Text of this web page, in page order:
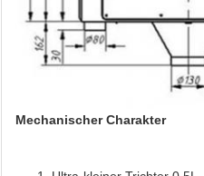
Mechanischer Charakter